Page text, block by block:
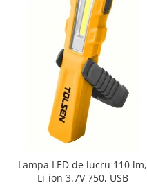
Lampa LED de lucru 110 lm,
Li-ion 3.7V 750, USB